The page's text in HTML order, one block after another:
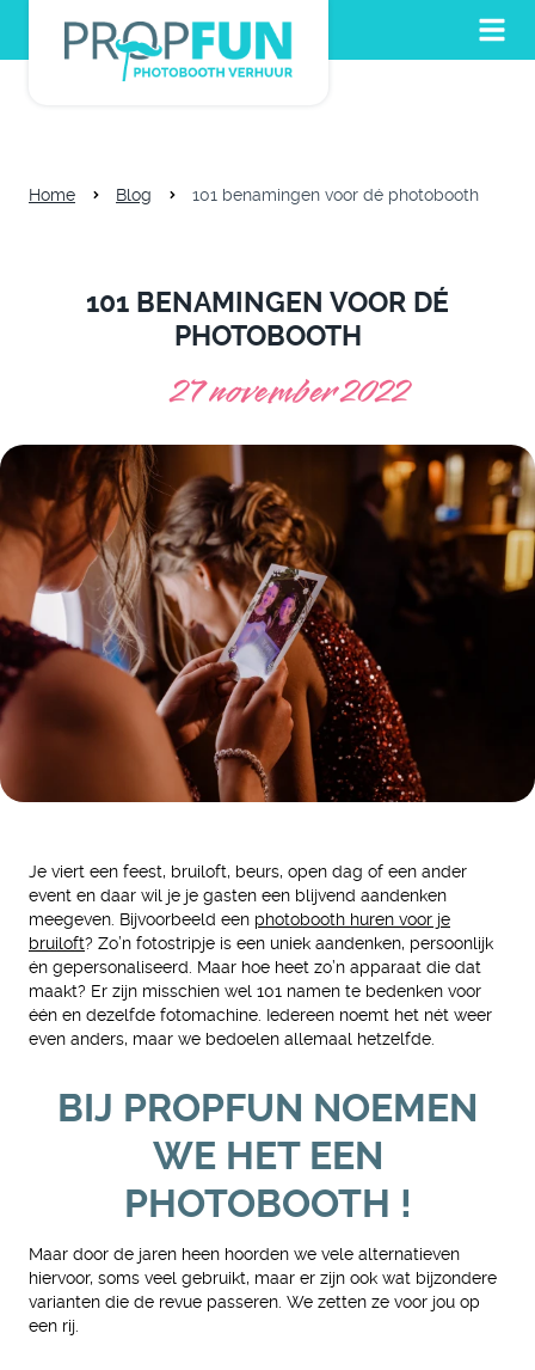
Home Blog 101 benamingen voor dé photobooth
101 BENAMINGEN VOOR DÉ
PHOTOBOOTH
27 november 2022
Je viert een feest, bruiloft, beurs, open dag of een ander
event en daar wil je je gasten een blijvend aandenken
meegeven. Bijvoorbeeld een photobooth huren voor je
bruiloft? Zo’n fotostripje is een uniek aandenken, persoonlijk
én gepersonaliseerd. Maar hoe heet zo’n apparaat die dat
maakt? Er zijn misschien wel 101 namen te bedenken voor
één en dezelfde fotomachine. Iedereen noemt het nét weer
even anders, maar we bedoelen allemaal hetzelfde.
BIJ PROPFUN NOEMEN
WE HET EEN
PHOTOBOOTH !
Maar door de jaren heen hoorden we vele alternatieven
hiervoor, soms veel gebruikt, maar er zijn ook wat bijzondere
varianten die de revue passeren. We zetten ze voor jou op
een rij.